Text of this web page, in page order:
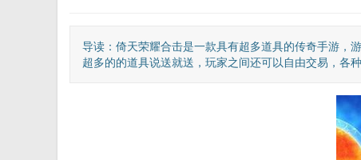
导读：倚天荣耀合击是一款具有超多道具的传奇手游，
超多的的道具说送就送，玩家之间还可以自由交易，各